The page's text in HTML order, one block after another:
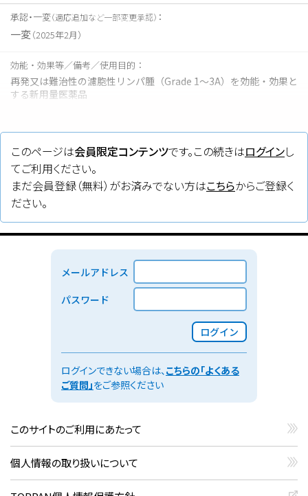
承認・一変（適応追加など一部変更承認） ：
一変（2025年2月）
効能・効果等／備考／使用目的：
再発又は難治性の濾胞性リンパ腫（Grade 1～3A）を効能・効果と
する新用量医薬品
一般名／一般的名称：
モスネツズマブ（遺伝子組換え）
販売名（クリックすると外部サイト（PMDAサイト）を開きます）：
ルンスミオ点滴静注1 mg/ルンスミオ点滴静注30 mg
効能・効果等／備考／使用目的：
再発又は難治性の濾胞性リンパ腫を効能・効果とする新有効成分
含有医薬品
タグ：
CD20、CD3、FL、バイスペシフィック抗体、静注
このページは会員限定コンテンツです。この続きはログインし
てご利用ください。
まだ会員登録（無料）がお済みでない方はこちらからご登録く
ださい。
メールアドレス
パスワード
ログイン
ログインできない場合は、こちらの「よくある
ご質問」をご参照ください
このサイトのご利用にあたって
個人情報の取り扱いについて